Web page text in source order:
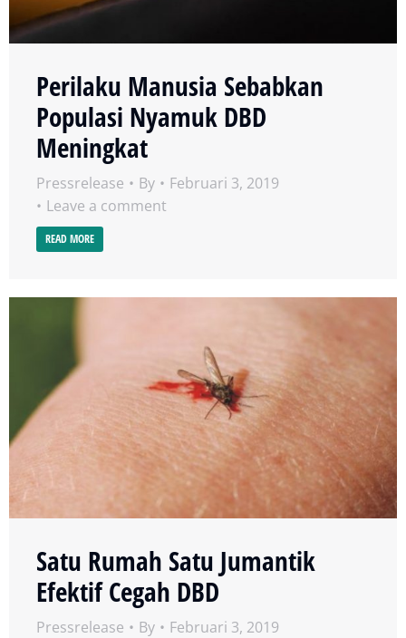
Perilaku Manusia Sebabkan
Populasi Nyamuk DBD
Meningkat
Pressrelease By
Februari 3, 2019
Leave a comment
READ MORE
Satu Rumah Satu Jumantik
Efektif Cegah DBD
Pressrelease By
Februari 3, 2019